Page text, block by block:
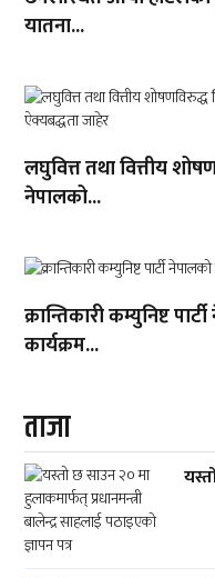
यातना...
लघुवित्त तथा वित्तीय
नेपालको...
क्रान्तिकारी कम्युनिष्ट
कार्यक्रम...
ताजा